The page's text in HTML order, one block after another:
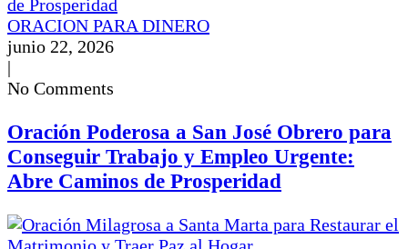
ORACION PARA DINERO
junio 22, 2026
|
No Comments
Oración Poderosa a San José Obrero para
Conseguir Trabajo y Empleo Urgente:
Abre Caminos de Prosperidad